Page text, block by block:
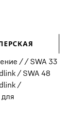
/ / SWA 33
/ SWA 48
/